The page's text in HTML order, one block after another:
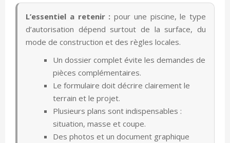
L’essentiel a retenir : pour une piscine, le type
d’autorisation dépend surtout de la surface, du
mode de construction et des règles locales.
Un dossier complet évite les demandes de
pièces complémentaires.
Le formulaire doit décrire clairement le
terrain et le projet.
Plusieurs plans sont indispensables :
situation, masse et coupe.
Des photos et un document graphique